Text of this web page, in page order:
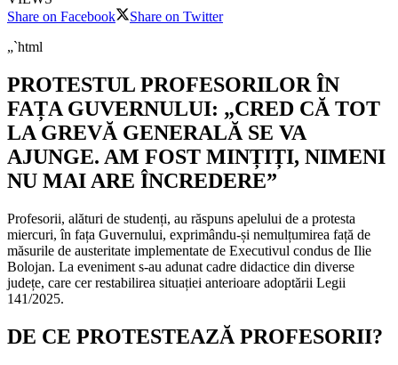
Share on Facebook
Share on Twitter
„`html
PROTESTUL PROFESORILOR ÎN
FAȚA GUVERNULUI: „CRED CĂ TOT
LA GREVĂ GENERALĂ SE VA
AJUNGE. AM FOST MINȚIȚI, NIMENI
NU MAI ARE ÎNCREDERE”
Profesorii, alături de studenți, au răspuns apelului de a protesta
miercuri, în fața Guvernului, exprimându-și nemulțumirea față de
măsurile de austeritate implementate de Executivul condus de Ilie
Bolojan. La eveniment s-au adunat cadre didactice din diverse
județe, care cer restabilirea situației anterioare adoptării Legii
141/2025.
DE CE PROTESTEAZĂ PROFESORII?